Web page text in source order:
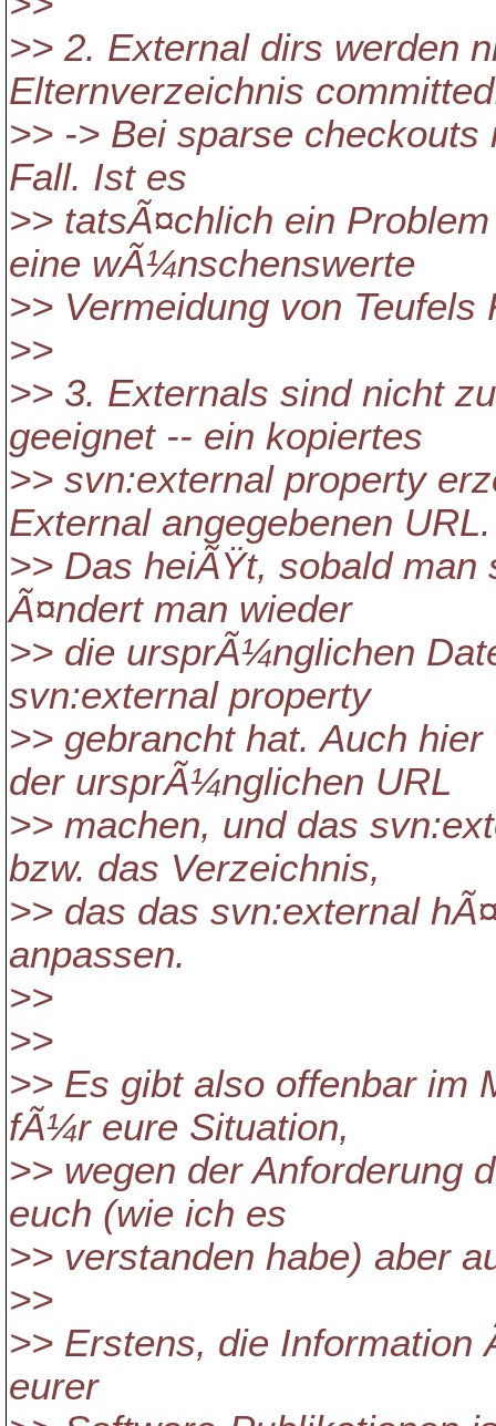
>> 2. External dirs werden
Elternverzeichnis
>> -> Bei sparse
Fall. Ist es
>> tatsÃ¤chlich ein
eine wÃ¼nschenswerte
>> Vermeidung von
>>
>> 3. Externals sind nicht
geeignet -- ein kopiertes
>> svn:external property
External angegebenen URL.
>> Das heiÃŸt, sobald
Ã¤ndert man wieder
>> die ursprÃ¼nglichen
svn:external property
>> gebrancht hat. Auch
der ursprÃ¼nglichen URL
>> machen, und das
bzw. das Verzeichnis,
>> das das svn:external
anpassen.
>>
>>
>> Es gibt also offenbar im
fÃ¼r eure Situation,
>> wegen der Anforderung
euch (wie ich es
>> verstanden habe) aber
>>
>> Erstens, die
eurer